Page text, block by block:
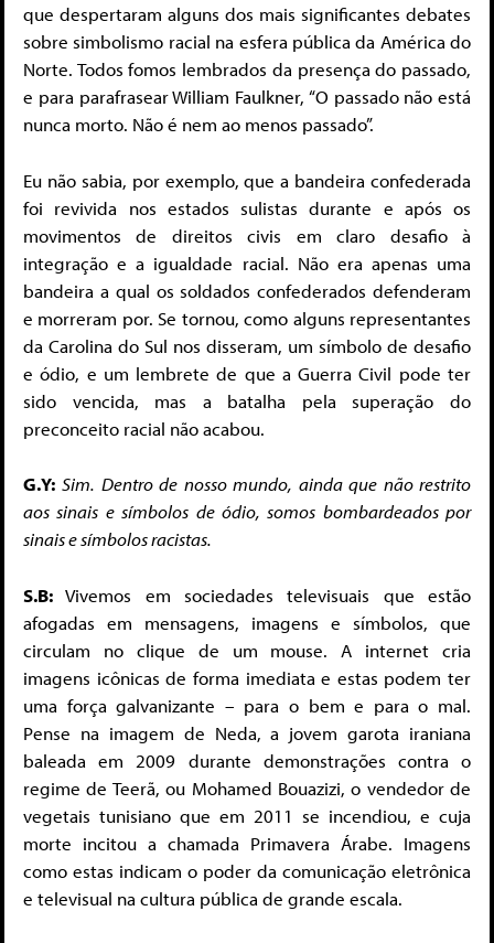
que despertaram alguns dos mais significantes debates
sobre simbolismo racial na esfera pública da América do
Norte. Todos fomos lembrados da presença do passado,
e para parafrasear William Faulkner, “O passado não está
nunca morto. Não é nem ao menos passado”.
Eu não sabia, por exemplo, que a bandeira confederada
foi revivida nos estados sulistas durante e após os
movimentos de direitos civis em claro desafio à
integração e a igualdade racial. Não era apenas uma
bandeira a qual os soldados confederados defenderam
e morreram por. Se tornou, como alguns representantes
da Carolina do Sul nos disseram, um símbolo de desafio
e ódio, e um lembrete de que a Guerra Civil pode ter
sido vencida, mas a batalha pela superação do
preconceito racial não acabou.
G.Y: Sim. Dentro de nosso mundo, ainda que não restrito
aos sinais e símbolos de ódio, somos bombardeados por
sinais e símbolos racistas.
S.B: Vivemos em sociedades televisuais que estão
afogadas em mensagens, imagens e símbolos, que
circulam no clique de um mouse. A internet cria
imagens icônicas de forma imediata e estas podem ter
uma força galvanizante – para o bem e para o mal.
Pense na imagem de Neda, a jovem garota iraniana
baleada em 2009 durante demonstrações contra o
regime de Teerã, ou Mohamed Bouazizi, o vendedor de
vegetais tunisiano que em 2011 se incendiou, e cuja
morte incitou a chamada Primavera Árabe. Imagens
como estas indicam o poder da comunicação eletrônica
e televisual na cultura pública de grande escala.